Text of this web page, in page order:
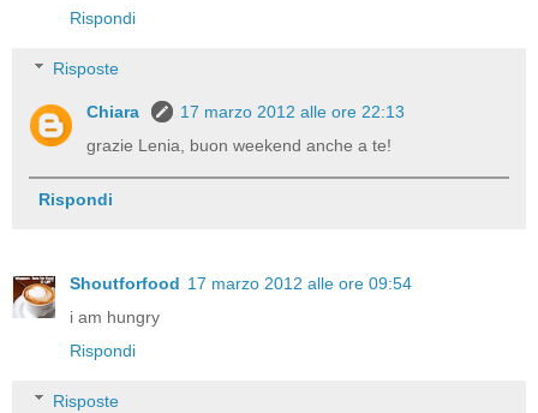
Rispondi
Risposte
Chiara
17 marzo 2012 alle ore 22:13
grazie Lenia, buon weekend anche a te!
Rispondi
Shoutforfood 17 marzo 2012 alle ore 09:54
i am hungry
Rispondi
Risposte